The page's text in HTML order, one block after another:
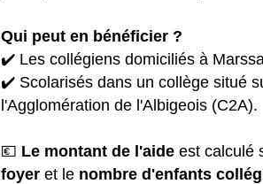
Qui peut en bénéficier ?
✔️ Les collégiens domiciliés à
✔️ Scolarisés dans un collège situé
l'Agglomération de l'Albigeois (C2A).
💶 Le montant de l'aide est calculé
foyer et le nombre d'enfants